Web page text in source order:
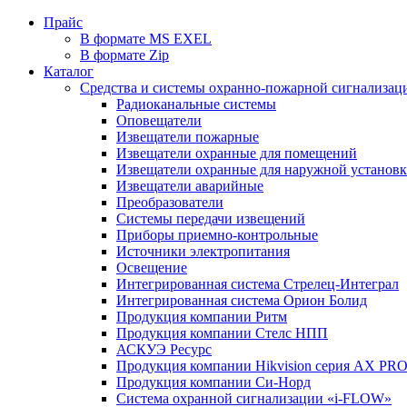
Прайс
В формате MS EXEL
В формате Zip
Каталог
Средства и системы охранно-пожарной
Радиоканальные системы
Оповещатели
Извещатели пожарные
Извещатели охранные для помещений
Извещатели охранные для наружной
Извещатели аварийные
Преобразователи
Системы передачи извещений
Приборы приемно-контрольные
Источники электропитания
Освещение
Интегрированная система Стрелец-Интеграл
Интегрированная система Орион Болид
Продукция компании Ритм
Продукция компании Стелс НПП
АСКУЭ Ресурс
Продукция компании Hikvision серия AX PRO
Продукция компании Си-Норд
Система охранной сигнализации «i-FLOW»